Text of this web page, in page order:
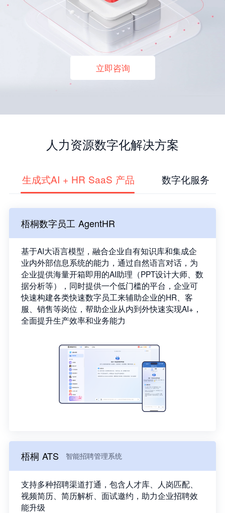
立即咨询
人力资源数字化解决方案
生成式AI + HR SaaS 产品 数字化服务
梧桐数字员工 AgentHR
基于AI大语言模型，融合企业自有知识库和集成企
业内外部信息系统的能力，通过自然语言对话，为
企业提供海量开箱即用的AI助理（PPT设计大师、数
据分析等），同时提供一个低门槛的平台，企业可
快速构建各类快速数字员工来辅助企业的HR、客
服、销售等岗位，帮助企业从内到外快速实现AI+，
全面提升生产效率和业务能力
梧桐 ATS 智能招聘管理系统
支持多种招聘渠道打通，包含人才库、人岗匹配、
视频简历、简历解析、面试邀约，助力企业招聘效
能升级